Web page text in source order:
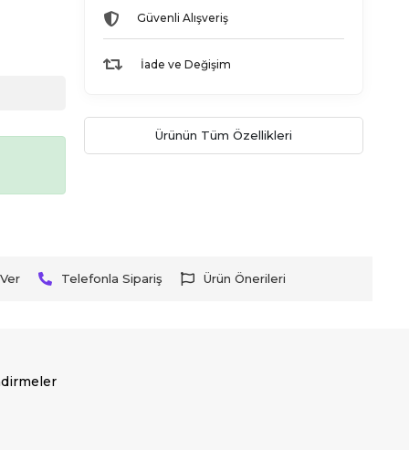
Güvenli Alışveriş
İade ve Değişim
Ürünün Tüm Özellikleri
Telefonla Sipariş Ürün Önerileri